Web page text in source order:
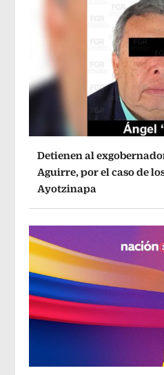
Detienen al
Aguirre, por el caso de
Ayotzinapa